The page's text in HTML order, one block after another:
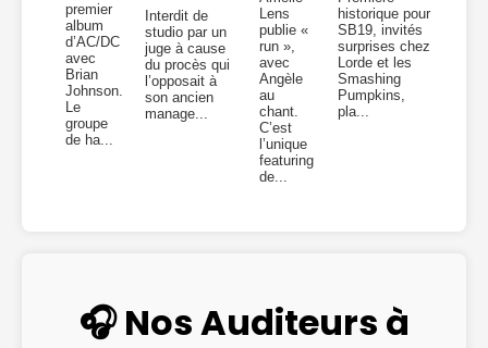
premier
album
d’AC/DC
avec
Brian
Johnson.
Le
groupe
de ha...
Interdit de
studio par un
juge à cause
du procès qui
l’opposait à
son ancien
manage...
Lens
publie «
run »,
avec
Angèle
au
chant.
C’est
l’unique
featuring
de...
historique pour
SB19, invités
surprises chez
Lorde et les
Smashing
Pumpkins,
pla...
🎧 Nos Auditeurs à